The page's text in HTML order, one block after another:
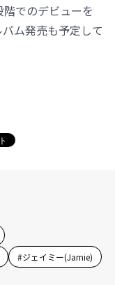
でのデビューを
ム発売も予定して
#ジェイミー(Jamie)